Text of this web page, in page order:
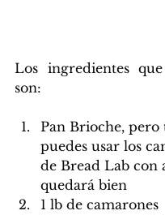
Los ingredientes que
son:
Pan Brioche, pero
puedes usar los
de Bread Lab con
quedará bien
1 lb de camarones